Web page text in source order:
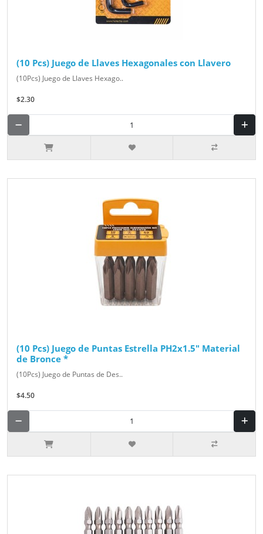
(10 Pcs) Juego de Llaves Hexagonales con Llavero
(10Pcs) Juego de Llaves Hexago..
$2.30
(10 Pcs) Juego de Puntas Estrella PH2x1.5" Material
de Bronce *
(10Pcs) Juego de Puntas de Des..
$4.50